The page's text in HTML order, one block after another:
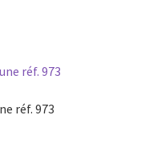
réf. 973